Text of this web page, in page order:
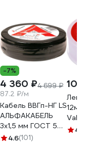
-7%
4 360 ₽4 699 ₽
87.2 ₽/м
Кабель ВВГп-НГ LS
АЛЬФАКАБЕЛЬ
3х1,5 мм ГОСТ 50
м 05190
4.6(101)
101
4.7